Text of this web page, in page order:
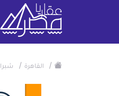
/ القاهرة / شبرا